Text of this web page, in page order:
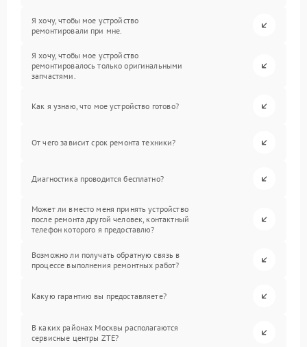
Я хочу, чтобы мое устройство
ремонтировали при мне.
Я хочу, чтобы мое устройство
ремонтировалось только оригинальными
запчастями.
Как я узнаю, что мое устройство готово?
От чего зависит срок ремонта техники?
Диагностика проводится бесплатно?
Может ли вместо меня принять устройство
после ремонта другой человек, контактный
телефон которого я предоставлю?
Возможно ли получать обратную связь в
процессе выполнения ремонтных работ?
Какую гарантию вы предоставляете?
В каких районах Москвы располагаются
сервисные центры ZTE?